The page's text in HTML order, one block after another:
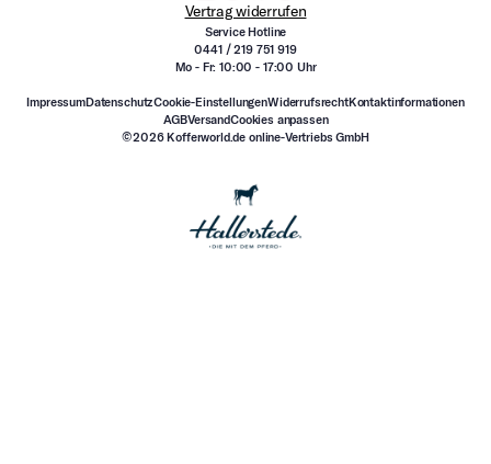
Vertrag widerrufen
Service Hotline
0441 / 219 751 919
Mo - Fr: 10:00 - 17:00 Uhr
ImpressumDatenschutzCookie-EinstellungenWiderrufsrechtKontaktinformationen
AGBVersandCookies anpassen
©2026 Kofferworld.de online-Vertriebs GmbH